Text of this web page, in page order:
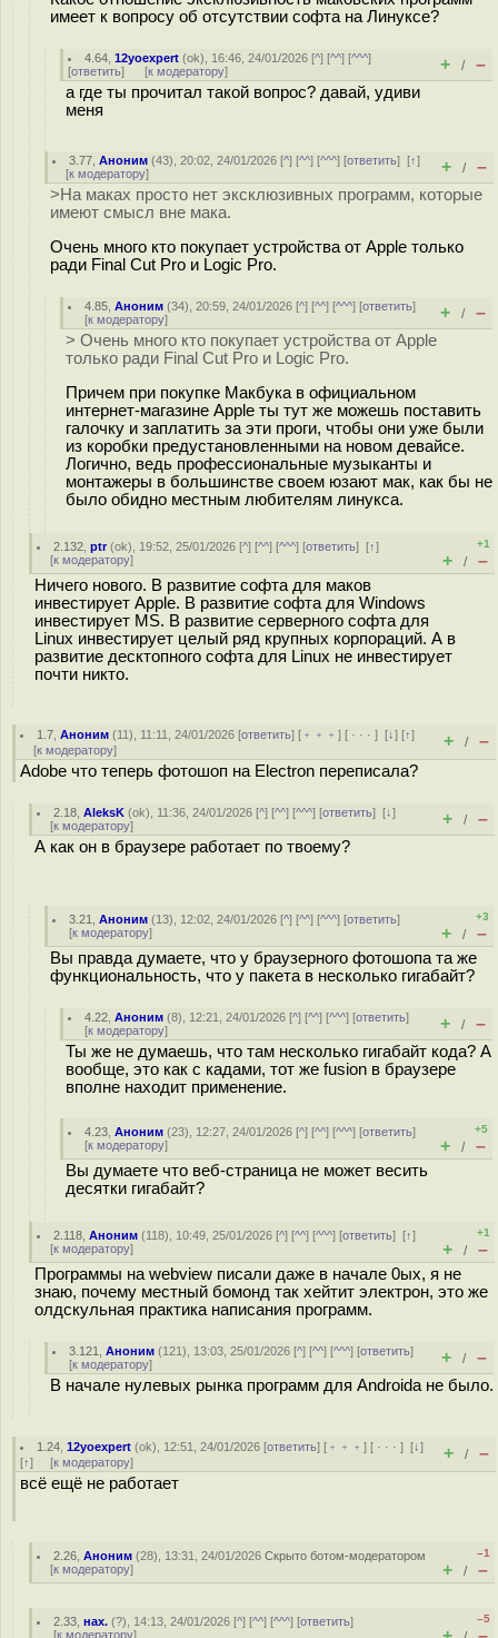
имеет к вопросу об отсутствии софта на Линуксе?
4.64 ,12yoexpert (ok), 16:46, 24/01/2026 [^] [^^] [^^^]
[ответить] [к модератору] + / –
а где ты прочитал такой вопрос? давай, удиви
меня
3.77 ,Аноним (43), 20:02, 24/01/2026 [^] [^^] [^^^] [ответить][↑]
[к модератору] + / –
>На маках просто нет эксклюзивных программ, которые
имеют смысл вне мака.
Очень много кто покупает устройства от Apple только
ради Final Cut Pro и Logic Pro.
4.85 ,Аноним (34), 20:59, 24/01/2026 [^] [^^] [^^^] [ответить]
[к модератору] + / –
> Очень много кто покупает устройства от Apple
только ради Final Cut Pro и Logic Pro.
Причем при покупке Макбука в официальном
интернет-магазине Apple ты тут же можешь поставить
галочку и заплатить за эти проги, чтобы они уже были
из коробки предустановленными на новом девайсе.
Логично, ведь профессиональные музыканты и
монтажеры в большинстве своем юзают мак, как бы не
было обидно местным любителям линукса.
2.132 ,ptr(ok), 19:52, 25/01/2026 [^] [^^] [^^^] [ответить][↑]
[к модератору]
+1
+ / –
Ничего нового. В развитие софта для маков
инвестирует Apple. В развитие софта для Windows
инвестирует MS. В развитие серверного софта для
Linux инвестирует целый ряд крупных корпораций. А в
развитие десктопного софта для Linux не инвестирует
почти никто.
1.7 ,Аноним (11), 11:11, 24/01/2026 [ответить] [ ﹢﹢﹢] [ · · ·][↓] [↑]
[к модератору] + / –
Adobe что теперь фотошоп на Electron переписала?
2.18 ,AleksK (ok), 11:36, 24/01/2026 [^] [^^] [^^^] [ответить][↓]
[к модератору] + / –
А как он в браузере работает по твоему?
3.21 ,Аноним (13), 12:02, 24/01/2026 [^] [^^] [^^^] [ответить]
[к модератору]
+3
+ / –
Вы правда думаете, что у браузерного фотошопа та же
функциональность, что у пакета в несколько гигабайт?
4.22 ,Аноним (8), 12:21, 24/01/2026 [^] [^^] [^^^] [ответить]
[к модератору] + / –
Ты же не думаешь, что там несколько гигабайт кода? А
вообще, это как с кадами, тот же fusion в браузере
вполне находит применение.
4.23 ,Аноним (23), 12:27, 24/01/2026 [^] [^^] [^^^] [ответить]
[к модератору]
+5
+ / –
Вы думаете что веб-страница не может весить
десятки гигабайт?
2.118 ,Аноним (118), 10:49, 25/01/2026 [^] [^^] [^^^] [ответить][↑]
[к модератору]
+1
+ / –
Программы на webview писали даже в начале 0ых, я не
знаю, почему местный бомонд так хейтит электрон, это же
олдскульная практика написания программ.
3.121 ,Аноним (121), 13:03, 25/01/2026 [^] [^^] [^^^] [ответить]
[к модератору] + / –
В начале нулевых рынка программ для Androidа не было.
1.24 ,12yoexpert (ok), 12:51, 24/01/2026 [ответить] [ ﹢﹢﹢] [ · · ·][↓]
[↑] [к модератору] + / –
всё ещё не работает
2.26 ,Аноним (28), 13:31, 24/01/2026Скрыто ботом-модератором
[к модератору]
–1
+ / –
2.33 ,нах. (?), 14:13, 24/01/2026 [^] [^^] [^^^] [ответить]
[к модератору]
–5